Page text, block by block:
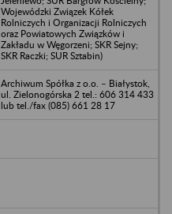
Wojewódzki Związek Kółek
Rolniczych i Organizacji Rolniczych
oraz Powiatowych Związków i
Zakładu w Węgorzeni; SKR Sejny;
SKR Raczki; SUR Sztabin)
Archiwum Spółka z o.o. – Białystok,
ul. Zielonogórska 2 tel.: 606 314 433
lub tel./fax (085) 661 28 17